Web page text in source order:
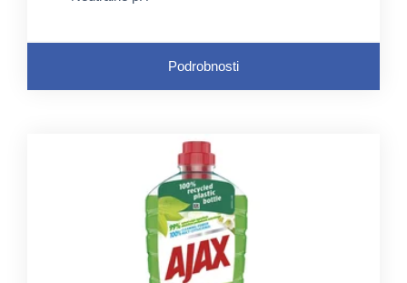
Podrobnosti